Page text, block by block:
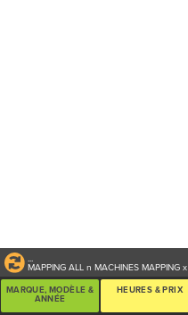
...
MAPPING ALLn MACHINESMAPPINGx
MARQUE, MODÈLE &
ANNÉE
HEURES & PRIX